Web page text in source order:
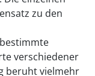
zu den
verschiedener
beruht vielmehr